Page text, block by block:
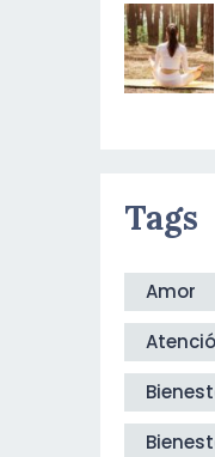
Tags
Amor